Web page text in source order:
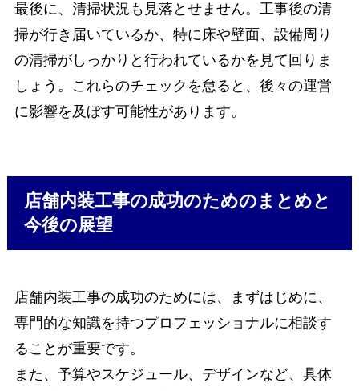
最後に、清掃状況も見落とせません。工事後の清
掃が行き届いているか、特に床や壁面、設備周り
の清掃がしっかりと行われているかを見て回りま
しょう。これらのチェックを怠ると、後々の運営
に影響を及ぼす可能性があります。
店舗内装工事の成功のためのまとめと
今後の展望
店舗内装工事の成功のためには、まずはじめに、
専門的な知識を持つプロフェッショナルに相談す
ることが重要です。
また、予算やスケジュール、デザインなど、具体